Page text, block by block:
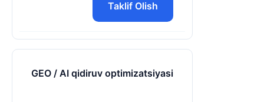
Taklif Olish
GEO / AI qidiruv optimizatsiyasi